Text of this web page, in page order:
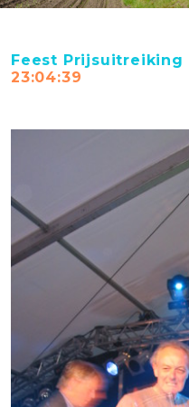
Feest Prijsuitreiking
23:04:39